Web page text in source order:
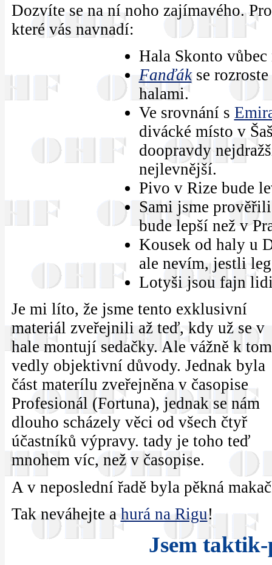
Dozvíte se na ní noho zajímavého.
které vás navnadí:
Hala Skonto
Fanďákse
halami.
Ve srovnání s
divácké místo v
doopravdy
nejlevnější.
Pivo v Rize bude
Sami jsme
bude lepší než v
Kousek od haly u
ale nevím, jestli
Lotyši jsou fajn
Je mi líto, že jsme tento exklusivní
materiál zveřejnili až teď, kdy už se v
hale montují sedačky. Ale vážně k
vedly objektivní důvody. Jednak byla
část materílu zveřejněna v časopise
Profesionál (Fortuna), jednak se nám
dlouho scházely věci od všech čtyř
účastníků výpravy. tady je toho teď
mnohem víc, než v časopise.
A v neposlední řadě byla pěkná
Tak neváhejte a hurá na Rigu!
Jsem